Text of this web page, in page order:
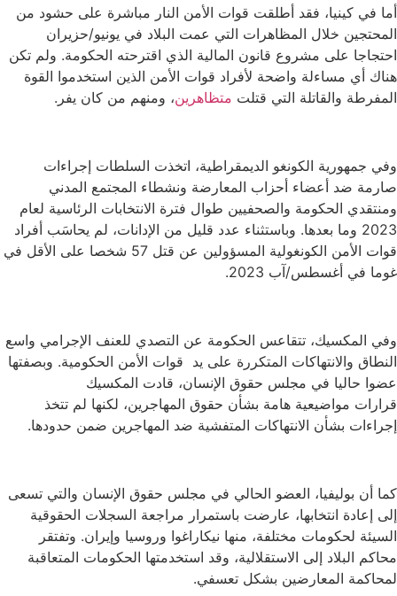
أما في كينيا، فقد أطلقت قوات الأمن النار مباشرة على حشود من
المحتجين خلال المظاهرات التي عمت البلاد في يونيو/حزيران
احتجاجا على مشروع قانون المالية الذي اقترحته الحكومة. ولم تكن
هناك أي مساءلة واضحة لأفراد قوات الأمن الذين استخدموا القوة
المفرطة والقاتلة التي قتلت متظاهرين، ومنهم من كان يفر.
وفي جمهورية الكونغو الديمقراطية، اتخذت السلطات إجراءات
صارمة ضد أعضاء أحزاب المعارضة ونشطاء المجتمع المدني
ومنتقدي الحكومة والصحفيين طوال فترة الانتخابات الرئاسية لعام
2023 وما بعدها. وباستثناء عدد قليل من الإدانات، لم يحاسَب أفراد
قوات الأمن الكونغولية المسؤولين عن قتل 57 شخصا على الأقل في
غوما في أغسطس/آب 2023.
وفي المكسيك، تتقاعس الحكومة عن التصدي للعنف الإجرامي واسع
النطاق والانتهاكات المتكررة على يد قوات الأمن الحكومية. وبصفتها
عضوا حاليا في مجلس حقوق الإنسان، قادت المكسيك
قرارات مواضيعية هامة بشأن حقوق المهاجرين، لكنها لم تتخذ
إجراءات بشأن الانتهاكات المتفشية ضد المهاجرين ضمن حدودها.
كما أن بوليفيا، العضو الحالي في مجلس حقوق الإنسان والتي تسعى
إلى إعادة انتخابها، عارضت باستمرار مراجعة السجلات الحقوقية
السيئة لحكومات مختلفة، منها نيكاراغوا وروسيا وإيران. وتفتقر
محاكم البلاد إلى الاستقلالية، وقد استخدمتها الحكومات المتعاقبة
لمحاكمة المعارضين بشكل تعسفي.